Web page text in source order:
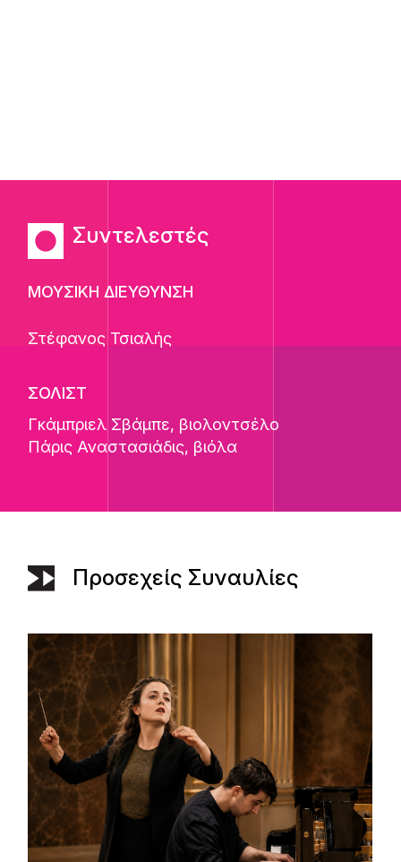
Συντελεστές
ΜΟΥΣΙΚΗ ΔΙΕΥΘΥΝΣΗ
Στέφανος Τσιαλής
ΣΟΛΙΣΤ
Γκάμπριελ Σβάμπε, βιολοντσέλο
Πάρις Αναστασιάδις, βιόλα
Προσεχείς Συναυλίες